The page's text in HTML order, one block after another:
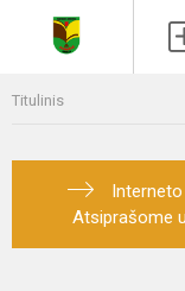
Titulinis
Atsiprašome